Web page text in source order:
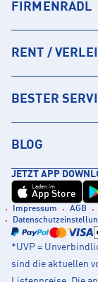
FIRMENRADL
RENT /
BESTER
BLOG
JETZT APP
Laden im
App Store
Impressum AGB
*UVP =
sind die aktuellen